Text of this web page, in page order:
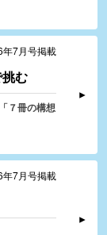
年7月号掲載
む
７冊の構想
年7月号掲載